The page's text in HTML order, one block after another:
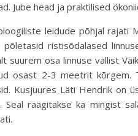
Jube head ja praktilised
leidude põhjal rajati
põletasid ristisõdalased
suurem osa linnuse vallist
osast 2-3 meetrit kõrgem.
Kusjuures Läti Hendrik on
Seal räägitakse ka mingist